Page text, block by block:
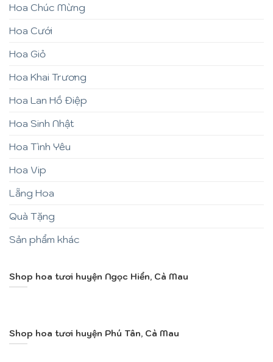
Hoa Chúc Mừng
Hoa Cưới
Hoa Giỏ
Hoa Khai Trương
Hoa Lan Hồ Điệp
Hoa Sinh Nhật
Hoa Tình Yêu
Hoa Vip
Lẵng Hoa
Quà Tặng
Sản phẩm khác
Shop hoa tươi huyện Ngọc Hiển, Cà Mau
Shop hoa tươi huyện Phú Tân, Cà Mau